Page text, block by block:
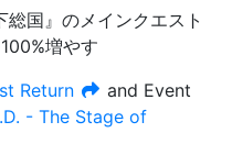
総国』のメインクエスト
増やす
Return and Event
- The Stage of